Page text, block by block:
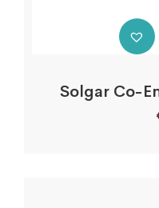
Solgar Co-